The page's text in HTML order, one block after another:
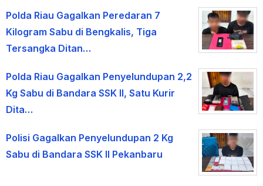
Polda Riau Gagalkan Peredaran 7
Kilogram Sabu di Bengkalis, Tiga
Tersangka Ditan…
Polda Riau Gagalkan Penyelundupan 2,2
Kg Sabu di Bandara SSK II, Satu Kurir
Dita…
Polisi Gagalkan Penyelundupan 2 Kg
Sabu di Bandara SSK II Pekanbaru